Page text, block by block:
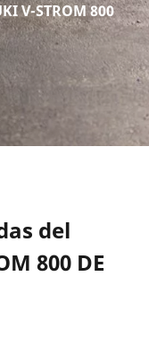
V-STROM 800
del
800 DE